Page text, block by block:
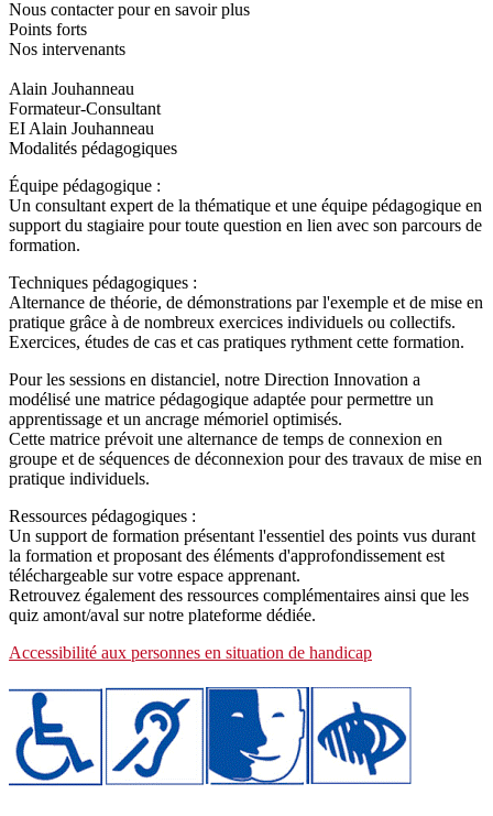
Nous contacter pour en savoir plus
Points forts
Nos intervenants
Alain Jouhanneau
Formateur-Consultant
EI Alain Jouhanneau
Modalités pédagogiques
Équipe pédagogique :
Un consultant expert de la thématique et une équipe pédagogique en
support du stagiaire pour toute question en lien avec son parcours de
formation.
Techniques pédagogiques :
Alternance de théorie, de démonstrations par l'exemple et de mise en
pratique grâce à de nombreux exercices individuels ou collectifs.
Exercices, études de cas et cas pratiques rythment cette formation.
Pour les sessions en distanciel, notre Direction Innovation a
modélisé une matrice pédagogique adaptée pour permettre un
apprentissage et un ancrage mémoriel optimisés.
Cette matrice prévoit une alternance de temps de connexion en
groupe et de séquences de déconnexion pour des travaux de mise en
pratique individuels.
Ressources pédagogiques :
Un support de formation présentant l'essentiel des points vus durant
la formation et proposant des éléments d'approfondissement est
téléchargeable sur votre espace apprenant.
Retrouvez également des ressources complémentaires ainsi que les
quiz amont/aval sur notre plateforme dédiée.
Accessibilité aux personnes en situation de handicap